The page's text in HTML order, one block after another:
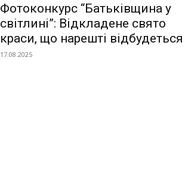
Фотоконкурс “Батьківщина у
світлині”: Відкладене свято
краси, що нарешті відбудеться
17.08.2025